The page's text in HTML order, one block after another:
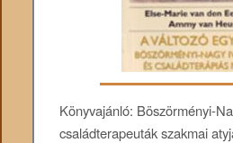
Könyvajánló: Böszörményi-
családterapeuták szakmai